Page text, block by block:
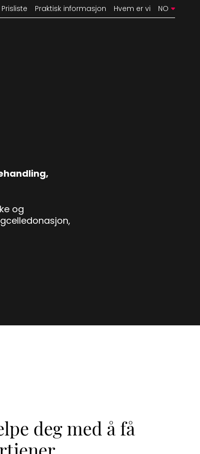
Prisliste Praktisk informasjon Hvem er vi NO
og
deg med å få